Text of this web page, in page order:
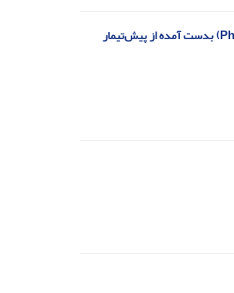
ارزیابی مولفه‌های جوانه‌زنی، آنزیم‌های آنتی‌اکسیدانت و هدایت الکتریکی بذرهای لوبیا چیتی (Phaseolus vulgaris L) بدست آمده از پیش‌تیمار